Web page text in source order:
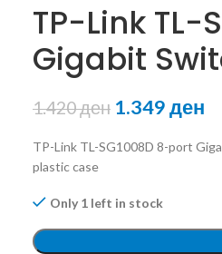
TP-Link TL-
Gigabit
1.420ден 1.349ден
TP-Link TL-SG1008D 8-port
plastic case
Only 1 left in stock